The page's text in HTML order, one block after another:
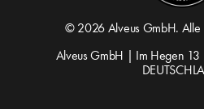
© 2026 Alveus GmbH. Alle
Alveus GmbH | Im Hegen 13